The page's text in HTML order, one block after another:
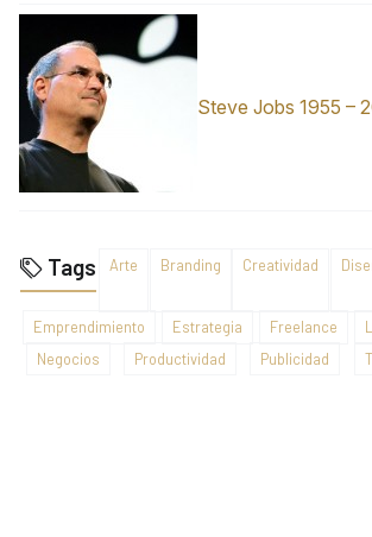
Steve Jobs 1955 –
Tags Arte Branding Creatividad
Emprendimiento Estrategia Freelance
Negocios
Productividad Publicidad